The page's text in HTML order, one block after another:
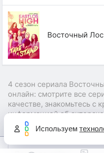
Восточный
4 сезон сериала
онлайн: смотрите все
качестве, знакомьтесь с
информацией об
режиссере сериала.
Используем